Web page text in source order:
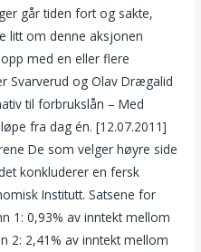
går tiden fort og sakte,
litt om denne aksjonen
med en eller flere
Svarverud og Olav Drægalid
til forbrukslån – Med
fra dag én. [12.07.2011]
De som velger høyre side
konkluderer en fersk
Institutt. Satsene for
1: 0,93% av inntekt mellom
2: 2,41% av inntekt mellom